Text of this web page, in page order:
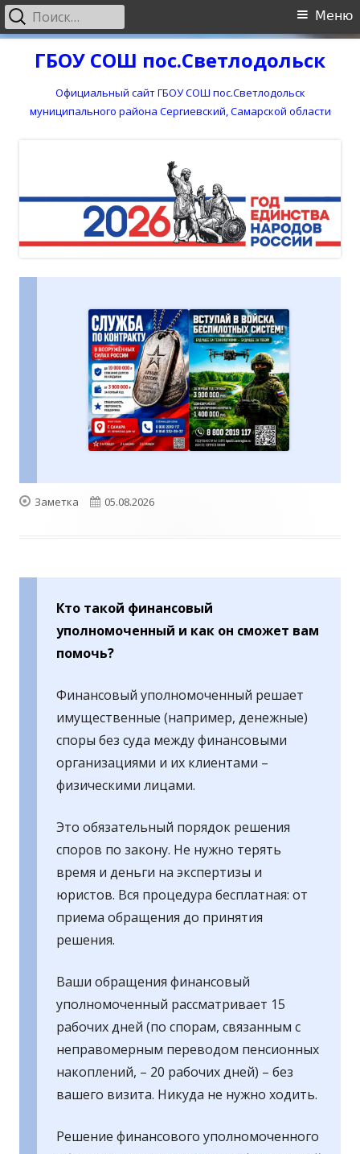
содержимому
ГБОУ СОШ пос.Светлодольск
Официальный сайт ГБОУ СОШ пос.Светлодольск
муниципального района Сергиевский, Самарской области
Основное
меню
Меню
Найти:
Формат
Заметка Опубликовано
05.08.2026
Кто такой финансовый
уполномоченный и как он сможет вам
помочь?
Финансовый уполномоченный решает
имущественные (например, денежные)
споры без суда между финансовыми
организациями и их клиентами –
физическими лицами.
Это обязательный порядок решения
споров по закону. Не нужно терять
время и деньги на экспертизы и
юристов. Вся процедура бесплатная: от
приема обращения до принятия
решения.
Ваши обращения финансовый
уполномоченный рассматривает 15
рабочих дней (по спорам, связанным с
неправомерным переводом пенсионных
накоплений, – 20 рабочих дней) – без
вашего визита. Никуда не нужно ходить.
Решение финансового уполномоченного